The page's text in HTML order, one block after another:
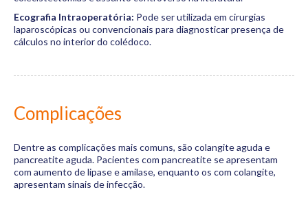
Ecografia Intraoperatória: Pode ser utilizada em cirurgias
laparoscópicas ou convencionais para diagnosticar presença de
cálculos no interior do colédoco.
Complicações
Dentre as complicações mais comuns, são colangite aguda e
pancreatite aguda. Pacientes com pancreatite se apresentam
com aumento de lipase e amilase, enquanto os com colangite,
apresentam sinais de infecção.